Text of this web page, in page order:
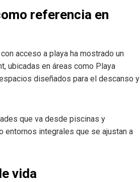
referencia en
acceso a playa ha mostrado un
ubicadas en áreas como Playa
diseñados para el descanso y
que va desde piscinas y
integrales que se ajustan a
vida